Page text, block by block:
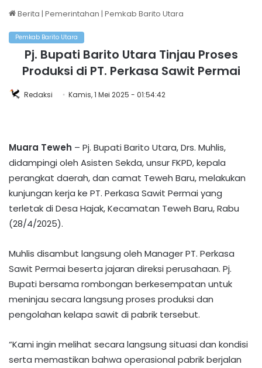
Berita | Pemerintahan | Pemkab Barito Utara
Pemkab Barito Utara
Pj. Bupati Barito Utara Tinjau Proses
Produksi di PT. Perkasa Sawit Permai
Redaksi Kamis, 1 Mei 2025 - 01:54:42
Muara Teweh – Pj. Bupati Barito Utara, Drs. Muhlis,
didampingi oleh Asisten Sekda, unsur FKPD, kepala
perangkat daerah, dan camat Teweh Baru, melakukan
kunjungan kerja ke PT. Perkasa Sawit Permai yang
terletak di Desa Hajak, Kecamatan Teweh Baru, Rabu
(28/4/2025).
Muhlis disambut langsung oleh Manager PT. Perkasa
Sawit Permai beserta jajaran direksi perusahaan. Pj.
Bupati bersama rombongan berkesempatan untuk
meninjau secara langsung proses produksi dan
pengolahan kelapa sawit di pabrik tersebut.
“Kami ingin melihat secara langsung situasi dan kondisi
serta memastikan bahwa operasional pabrik berjalan